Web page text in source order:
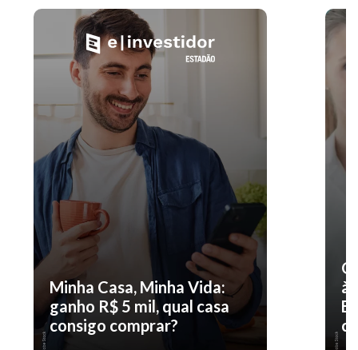
Minha Casa, Minha Vida:
ganho R$ 5 mil, qual casa
consigo comprar?
O
à